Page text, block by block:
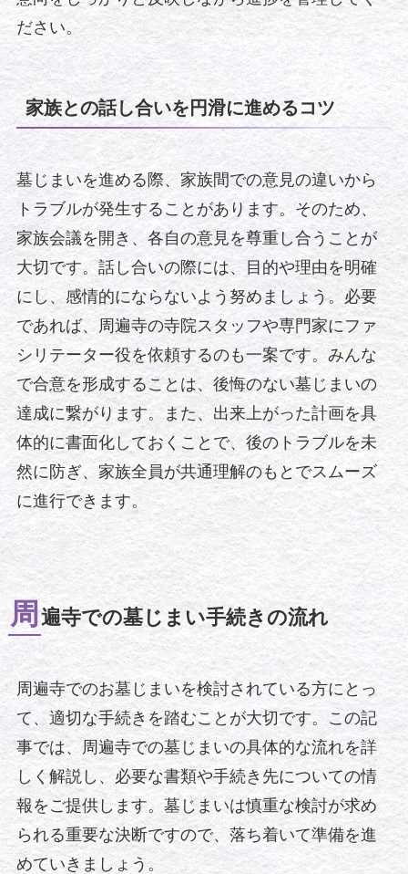
ださい。
家族との話し合いを円滑に進めるコツ
墓じまいを進める際、家族間での意見の違いから
トラブルが発生することがあります。そのため、
家族会議を開き、各自の意見を尊重し合うことが
大切です。話し合いの際には、目的や理由を明確
にし、感情的にならないよう努めましょう。必要
であれば、周遍寺の寺院スタッフや専門家にファ
シリテーター役を依頼するのも一案です。みんな
で合意を形成することは、後悔のない墓じまいの
達成に繋がります。また、出来上がった計画を具
体的に書面化しておくことで、後のトラブルを未
然に防ぎ、家族全員が共通理解のもとでスムーズ
に進行できます。
周 遍寺での墓じまい手続きの流れ
周遍寺でのお墓じまいを検討されている方にとっ
て、適切な手続きを踏むことが大切です。この記
事では、周遍寺での墓じまいの具体的な流れを詳
しく解説し、必要な書類や手続き先についての情
報をご提供します。墓じまいは慎重な検討が求め
られる重要な決断ですので、落ち着いて準備を進
めていきましょう。